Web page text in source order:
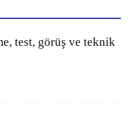
test, görüş ve teknik